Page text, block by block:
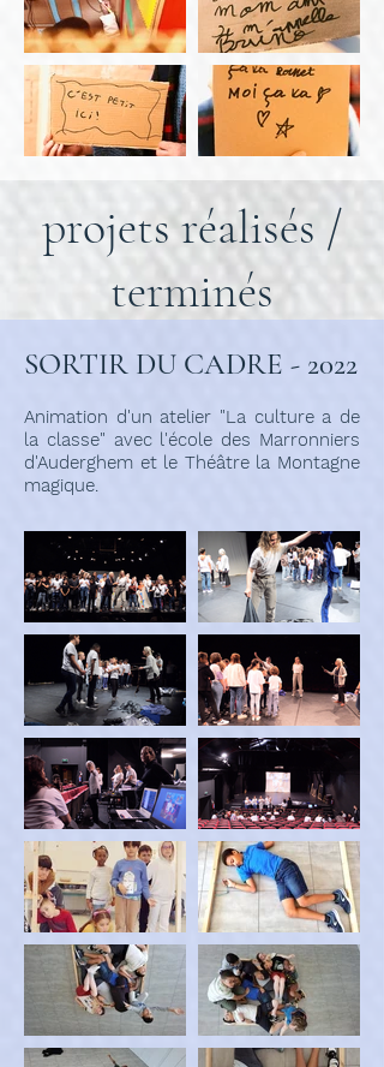
projets réalisés /
terminés
SORTIR DU CADRE - 2022
Animation d'un atelier "La culture a de
la classe" avec l'école des Marronniers
d'Auderghem et le Théâtre la Montagne
magique.